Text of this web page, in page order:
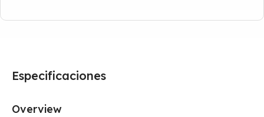
Especificaciones
Overview